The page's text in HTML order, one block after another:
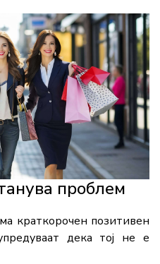
проблем
краткорочен позитивен
дека тој нее